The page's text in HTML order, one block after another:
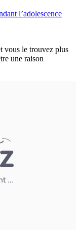
l’adolescence
vous le trouvez plus
une raison